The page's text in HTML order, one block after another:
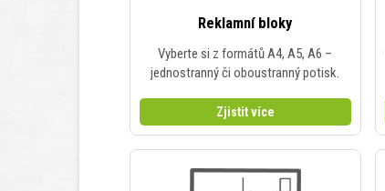
Reklamní bloky
Vyberte si z formátů A4, A5, A6 –
jednostranný či oboustranný potisk.
Zjistit více